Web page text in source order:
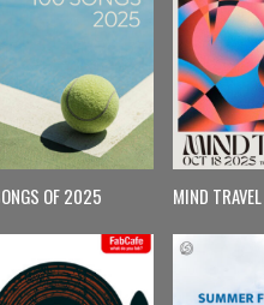
OF 2025 MIND TRAVEL